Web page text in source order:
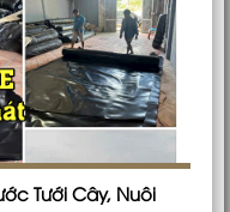
Tưới Cây, Nuôi